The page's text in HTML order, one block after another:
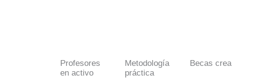
Profesores
en activo
Metodología
práctica
Becas crea